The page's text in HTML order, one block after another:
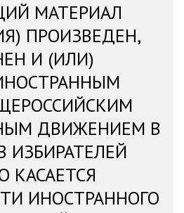
МАТЕРИАЛ
ПРОИЗВЕДЕН,
И (ИЛИ)
ДВИЖЕНИЕМ В
ИЗБИРАТЕЛЕЙ
КАСАЕТСЯ
ИНОСТРАННОГО